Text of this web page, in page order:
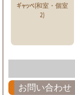
ギャッベ(和室・個室
2)
お問い合わせ